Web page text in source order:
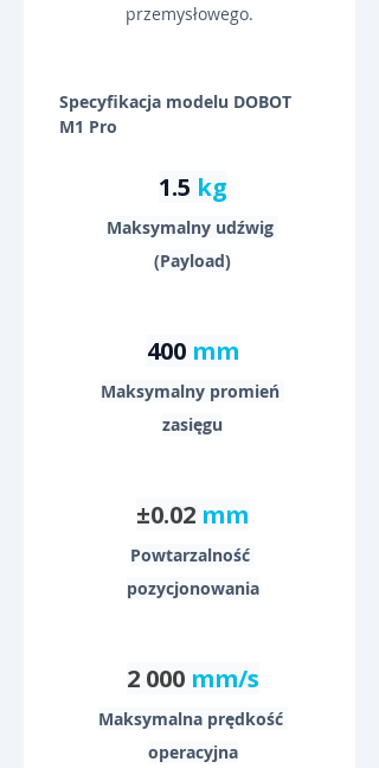
przemysłowego.
Specyfikacja modelu DOBOT
M1 Pro
1.5 kg
Maksymalny udźwig
(Payload)
400 mm
Maksymalny promień
zasięgu
±0.02 mm
Powtarzalność
pozycjonowania
2 000 mm/s
Maksymalna prędkość
operacyjna